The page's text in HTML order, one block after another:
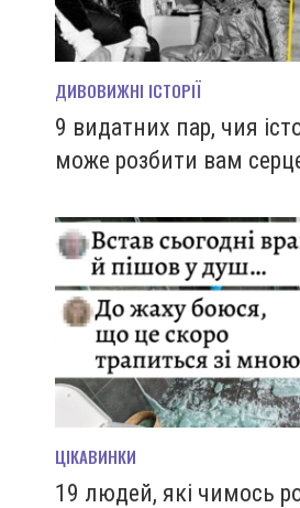
ДИВОВИЖНІ ІСТОРІЇ
9 видатних пар, чия
може розбити вам
ЦІКАВИНКИ
19 людей, які чимось